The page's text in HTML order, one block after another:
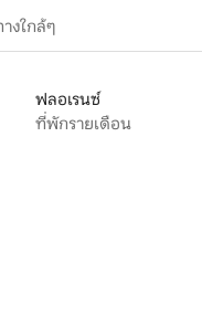
งใกล้ๆ
ฟลอเรนซ์
ที่พักรายเดือน